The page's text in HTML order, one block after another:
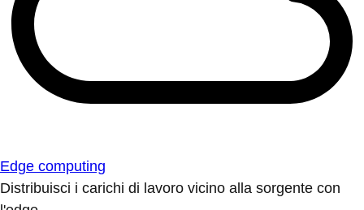
Edge computing
Distribuisci i carichi di lavoro vicino alla sorgente con